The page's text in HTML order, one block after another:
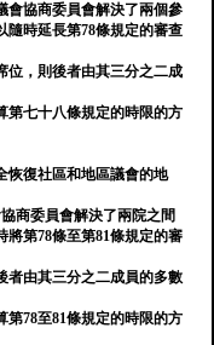
會協商委員會解決了兩個參
隨時延長第78條規定的審查
位，則後者由其三分之二成
第七十八條規定的時限的方
恢復社區和地區議會的地
商委員會解決了兩院之間
第78條至第81條規定的審
者由其三分之二成員的多數
78至81條規定的時限的方